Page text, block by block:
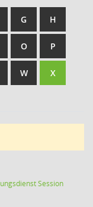
G H
O P
W X
Session(Wird in